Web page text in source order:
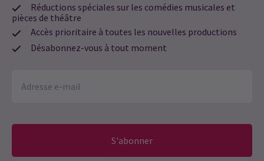
Réductions spéciales sur les comédies musicales et
pièces de théâtre
Accès prioritaire à toutes les nouvelles productions
Désabonnez-vous à tout moment
S'abonner